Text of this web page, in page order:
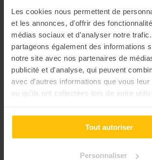
Les cookies nous permettent de
et les annonces, d'offrir des
médias sociaux et d'analyser notre
partageons également des informations
notre site avec nos partenaires de
publicité et d'analyse, qui peuvent
avec d'autres informations que vous leur
ou qu'ils ont collectées lors de votre
Tout autoriser
Personnaliser